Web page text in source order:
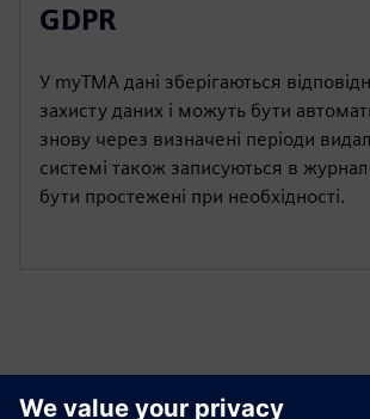
GDPR
У myTMA дані зберігаються
захисту даних і можуть бути
знову через визначені періоди
системі також записуються в
бути простежені при необхідності.
Ресурси й супутні